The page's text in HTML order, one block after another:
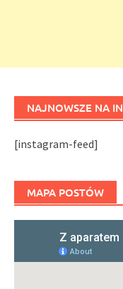
NAJNOWSZE NA
[instagram-feed]
MAPA POSTÓW